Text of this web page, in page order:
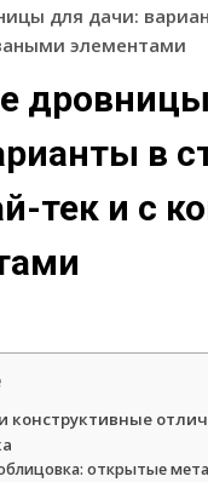
для дачи:
элементами
в
тек и с
конструктивные
открытые